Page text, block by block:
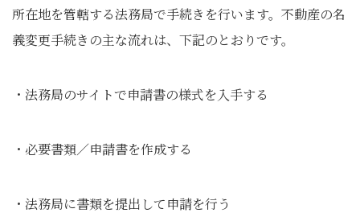
所在地を管轄する法務局で手続きを行います。不動産の名
義変更手続きの主な流れは、下記のとおりです。
・法務局のサイトで申請書の様式を入手する
・必要書類／申請書を作成する
・法務局に書類を提出して申請を行う